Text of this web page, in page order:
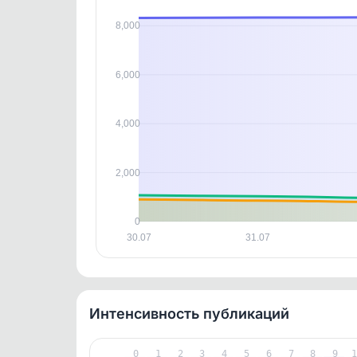
В этом
30.07 31.07
8,000
6,000
4,000
2,000
0
Интенсивность публикаций
0 1 2 3 4 5 6 7 8 9